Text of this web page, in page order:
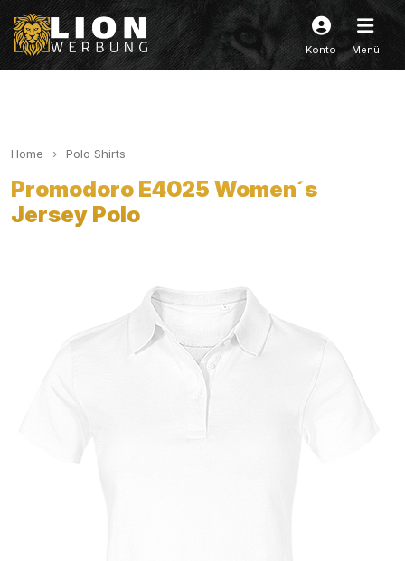
Konto Menü
Home Polo Shirts
Promodoro E4025 Women´s
Jersey Polo